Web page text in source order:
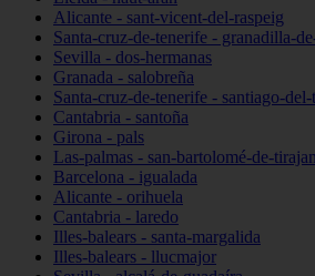
Alicante - sant-vicent-del-raspeig
Santa-cruz-de-tenerife - granadilla-
Sevilla - dos-hermanas
Granada - salobreña
Santa-cruz-de-tenerife - santiago-del-
Cantabria - santoña
Girona - pals
Las-palmas - san-bartolomé-de-
Barcelona - igualada
Alicante - orihuela
Cantabria - laredo
Illes-balears - santa-margalida
Illes-balears - llucmajor